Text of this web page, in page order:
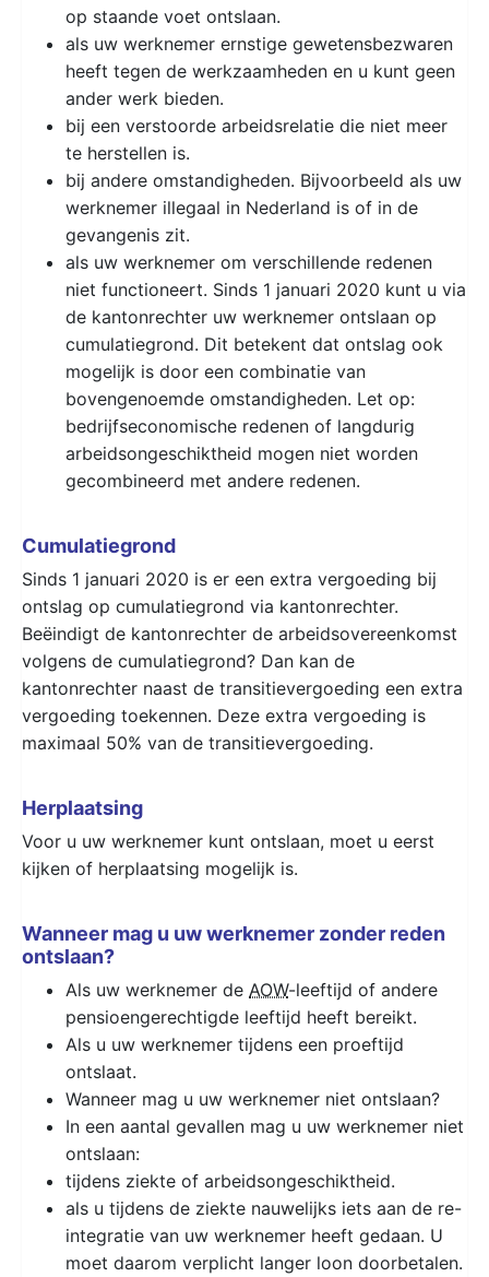
op staande voet ontslaan.
als uw werknemer ernstige gewetensbezwaren
heeft tegen de werkzaamheden en u kunt geen
ander werk bieden.
bij een verstoorde arbeidsrelatie die niet meer
te herstellen is.
bij andere omstandigheden. Bijvoorbeeld als uw
werknemer illegaal in Nederland is of in de
gevangenis zit.
als uw werknemer om verschillende redenen
niet functioneert. Sinds 1 januari 2020 kunt u via
de kantonrechter uw werknemer ontslaan op
cumulatiegrond. Dit betekent dat ontslag ook
mogelijk is door een combinatie van
bovengenoemde omstandigheden. Let op:
bedrijfseconomische redenen of langdurig
arbeidsongeschiktheid mogen niet worden
gecombineerd met andere redenen.
Cumulatiegrond
Sinds 1 januari 2020 is er een extra vergoeding bij
ontslag op cumulatiegrond via kantonrechter.
Beëindigt de kantonrechter de arbeidsovereenkomst
volgens de cumulatiegrond? Dan kan de
kantonrechter naast de transitievergoeding een extra
vergoeding toekennen. Deze extra vergoeding is
maximaal 50% van de transitievergoeding.
Herplaatsing
Voor u uw werknemer kunt ontslaan, moet u eerst
kijken of herplaatsing mogelijk is.
Wanneer mag u uw werknemer zonder reden
ontslaan?
Als uw werknemer de AOW-leeftijd of andere
pensioengerechtigde leeftijd heeft bereikt.
Als u uw werknemer tijdens een proeftijd
ontslaat.
Wanneer mag u uw werknemer niet ontslaan?
In een aantal gevallen mag u uw werknemer niet
ontslaan:
tijdens ziekte of arbeidsongeschiktheid.
als u tijdens de ziekte nauwelijks iets aan de re-
integratie van uw werknemer heeft gedaan. U
moet daarom verplicht langer loon doorbetalen.